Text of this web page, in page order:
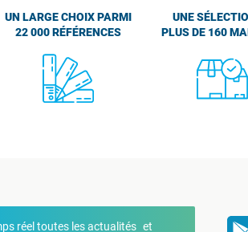
UN LARGE CHOIX PARMI
22 000 RÉFÉRENCES
UNE
PLUS DE 160
réel toutes les actualités et